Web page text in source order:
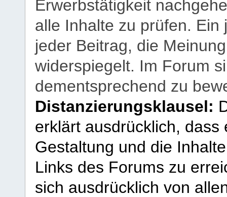
Erwerbstätigkeit
alle Inhalte zu prüfen.
jeder Beitrag, die
widerspiegelt. Im Forum
dementsprechend zu
Distanzierungsklausel:
erklärt ausdrücklich,
Gestaltung und die
Links des Forums zu
sich ausdrücklich von